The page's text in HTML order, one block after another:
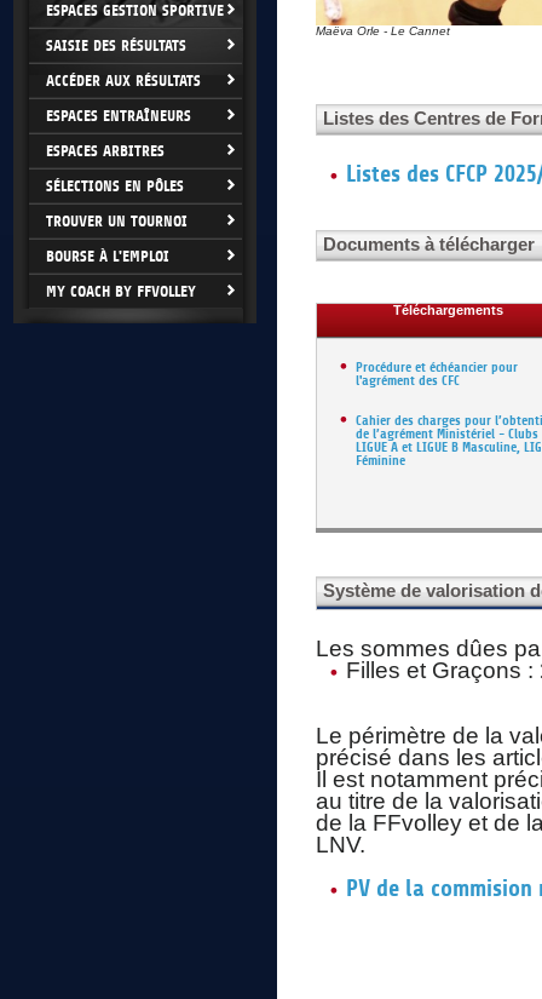
ESPACES GESTION SPORTIVE
SAISIE DES RÉSULTATS
ACCÉDER AUX RÉSULTATS
ESPACES ENTRAÎNEURS
ESPACES ARBITRES
SÉLECTIONS EN PÔLES
TROUVER UN TOURNOI
BOURSE À L'EMPLOI
MY COACH BY FFVOLLEY
Maëva Orle - Le Cannet
Listes des Centres de
Listes des CFCP
Documents à télécharger
Téléchargements
Procédure et échéancier pour
l'agrément des CFC
Cahier des charges pour
de l’agrément Ministériel - Clubs
LIGUE A et LIGUE B Masculine,
Féminine
Système de valorisation
Les sommes dûes
Filles et Graçons :
Le périmètre de la
précisé dans les
Il est notamment
au titre de la
de la FFvolley et de
LNV.
PV de la